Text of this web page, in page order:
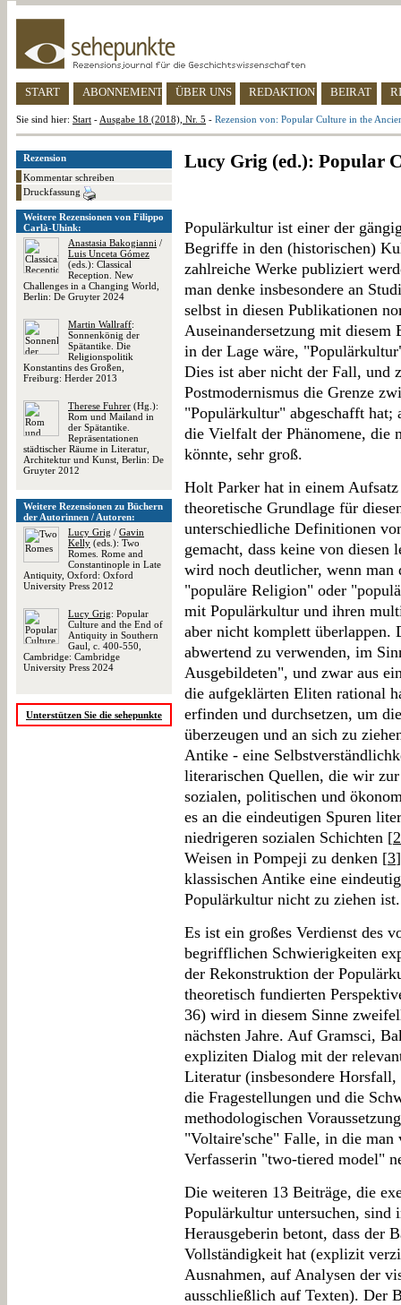
START ABONNEMENT ÜBER UNS REDAKTION BEIRAT
Sie sind hier: Start - Ausgabe 18 (2018), Nr. 5 - Rezension von: Popular Culture in the
Rezension
Kommentar schreiben
Druckfassung
Weitere Rezensionen von Filippo
Carlà-Uhink:
Anastasia Bakogianni /
Luis Unceta Gómez
(eds.): Classical
Reception. New
Challenges in a Changing World,
Berlin: De Gruyter 2024
Martin Wallraff:
Sonnenkönig der
Spätantike. Die
Religionspolitik
Konstantins des Großen,
Freiburg: Herder 2013
Therese Fuhrer (Hg.):
Rom und Mailand in
der Spätantike.
Repräsentationen
städtischer Räume in Literatur,
Architektur und Kunst, Berlin: De
Gruyter 2012
Weitere Rezensionen zu Büchern
der Autorinnen / Autoren:
Lucy Grig / Gavin
Kelly (eds.): Two
Romes. Rome and
Constantinople in Late
Antiquity, Oxford: Oxford
University Press 2012
Lucy Grig: Popular
Culture and the End of
Antiquity in Southern
Gaul, c. 400-550,
Cambridge: Cambridge
University Press 2024
Unterstützen Sie die sehepunkte
Lucy Grig (ed.): Popular
Populärkultur ist einer der
Begriffe in den (historischen)
zahlreiche Werke publiziert
man denke insbesondere an
selbst in diesen Publikationen
Auseinandersetzung mit
in der Lage wäre,
Dies ist aber nicht der Fall, und
Postmodernismus die Grenze
"Populärkultur" abgeschafft hat;
die Vielfalt der Phänomene, die
könnte, sehr groß.
Holt Parker hat in einem
theoretische Grundlage für
unterschiedliche Definitionen
gemacht, dass keine von
wird noch deutlicher, wenn
"populäre Religion" oder
mit Populärkultur und ihren
aber nicht komplett
abwertend zu verwenden, im
Ausgebildeten", und zwar aus
die aufgeklärten Eliten rational
erfinden und durchsetzen, um
überzeugen und an sich zu
Antike - eine
literarischen Quellen, die wir
sozialen, politischen und
es an die eindeutigen Spuren
niedrigeren sozialen Schichten [2
Weisen in Pompeji zu denken [3
klassischen Antike eine
Populärkultur nicht zu ziehen ist.
Es ist ein großes Verdienst des
begrifflichen Schwierigkeiten
der Rekonstruktion der
theoretisch fundierten
36) wird in diesem Sinne
nächsten Jahre. Auf Gramsci,
expliziten Dialog mit der
Literatur (insbesondere
die Fragestellungen und die
methodologischen
"Voltaire'sche" Falle, in die man
Verfasserin "two-tiered model"
Die weiteren 13 Beiträge, die
Populärkultur untersuchen,
Herausgeberin betont, dass der
Vollständigkeit hat (explizit
Ausnahmen, auf Analysen der
ausschließlich auf Texten). Der